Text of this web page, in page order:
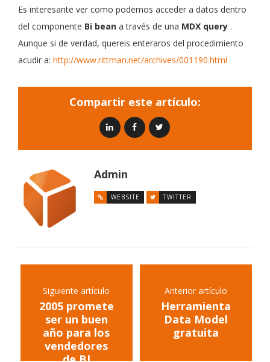
Es interesante ver como podemos acceder a datos dentro
del componente Bi bean a través de una MDX query .
Aunque si de verdad, quereis enteraros del procedimiento
acudir a: http://www.rittman.net/archives/001190.html
Compartir este artículo:
Admin
WEBSITE TWITTER
Siguiente artículo
2005 promete
ser un buen
año para los
vendedores
de BI
Anterior artículo
Herramienta
Data Model
gratuita